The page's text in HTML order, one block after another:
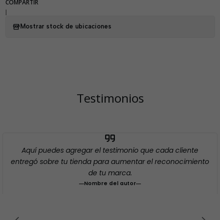
COMPARTIR
Mostrar stock de ubicaciones
Testimonios
Aquí puedes agregar el testimonio que cada cliente
entregó sobre tu tienda para aumentar el reconocimiento
de tu marca.
Nombre del autor